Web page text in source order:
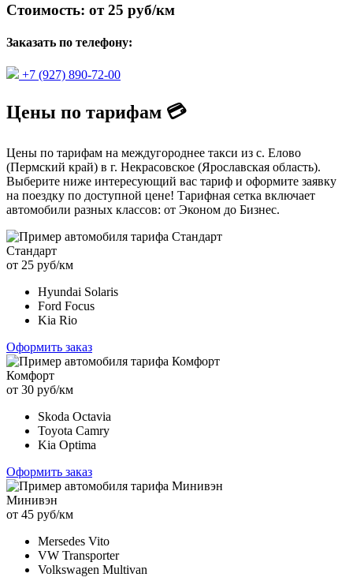
Стоимость: от 25 руб/км
Заказать по телефону:
+7 (927) 890-72-00
Цены по тарифам 💳
Цены по тарифам на междугороднее такси из с. Елово
(Пермский край) в г. Некрасовское (Ярославская область).
Выберите ниже интересующий вас тариф и оформите заявку
на поездку по доступной цене! Тарифная сетка включает
автомобили разных классов: от Эконом до Бизнес.
Стандарт
от 25 руб/км
Hyundai Solaris
Ford Focus
Kia Rio
Оформить заказ
Комфорт
от 30 руб/км
Skoda Octavia
Toyota Camry
Kia Optima
Оформить заказ
Минивэн
от 45 руб/км
Mersedes Vito
VW Transporter
Volkswagen Multivan